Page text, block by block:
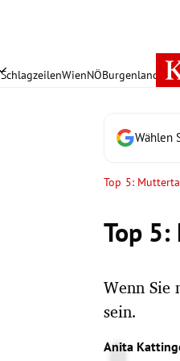
SchlagzeilenWienNÖBurgenland
Wählen
Top 5:
Top
Wenn Sie
sein.
Anita